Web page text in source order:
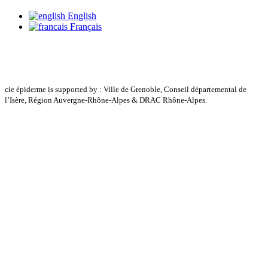
English
Français
cie épiderme is supported by : Ville de Grenoble, Conseil départemental de
l’Isère, Région Auvergne-Rhône-Alpes & DRAC Rhône-Alpes.